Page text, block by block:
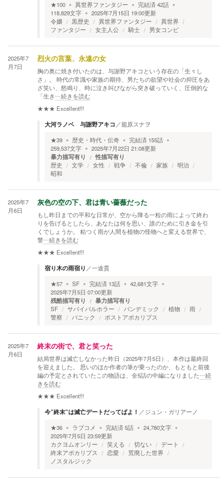
★100 異世界ファンタジー 完結済42話
118,829文字 2025年7月15日 19:00更新
令嬢
黒歴史 異世界ファンタジー
異世界
ファンタジー
女主人公 騎士 男女コンビ
2025年7
月7日
烈火の言葉、永遠の女
胸の奥に焼き付いたのは、与謝野アキコという存在の「生々し
さ」。 時代の常識や家族の期待、男たちの欲望や社会の抑圧をあ
ざ笑い、怒鳴り、時に泣き叫びながら突き破っていく、圧倒的な
「生き…続きを読む
★★★ Excellent!!!
大河ラノベ 与謝野アキコ ／籠原スナヲ
★39 歴史・時代・伝奇 完結済 155話
259,537文字 2025年7月22日 21:08更新
暴力描写有り 性描写有り
歴史 文学 女性 戦争 不倫 家族
明治
昭和
2025年7
月6日
灰色の空の下、君は青い薔薇だった
もし昨日までの平和な日常が、空から降る一粒の雨によって終わ
りを告げるとしたら、あなたは何を思い、誰のために引き金を引
くでしょうか。 粘つく雨が人間を植物の怪物へと変える世界で、
警…続きを読む
★★★ Excellent!!!
宿り木の雨宿り ／一途貫
★57 SF 完結済 13話 42,681文字
2025年7月5日 07:00更新
残酷描写有り 暴力描写有り
SF サバイバルホラー パンデミック 植物
雨
警察
パニック ポストアポカリプス
2025年7
月6日
終末の街で、君と笑った
結局世界は滅亡しなかった昨日（2025年7月5日）、本作は最終回
を迎えました。 思いのほか作者の筆が乗ったのか、もともと前後
編の予定とされていたこの物語は、全5話の中編になりました…続
きを読む
★★★ Excellent!!!
今”終末”は滅亡デートだってばよ！ ／ジュン・ガリアーノ
★36 ラブコメ 完結済5話 24,780文字
2025年7月5日 23:59更新
カクヨムオンリー
笑える 切ない
デート
終末アポカリプス
恋愛
荒廃した世界
ノスタルジック